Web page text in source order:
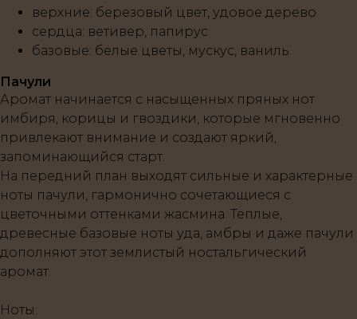
верхние: березовый цвет, удовое дерево
сердца: ветивер, папирус
базовые: белые цветы, мускус, ваниль
Пачули
Аромат начинается с насыщенных пряных нот
имбиря, корицы и гвоздики, которые мгновенно
привлекают внимание и создают яркий,
запоминающийся старт.
На передний план выходят сильные и характерные
ноты пачули, гармонично сочетающиеся с
цветочными оттенками жасмина. Теплые,
древесные базовые ноты уда, амбры и даже пачули
дополняют этот землистый ностальгический
аромат.
Ноты: